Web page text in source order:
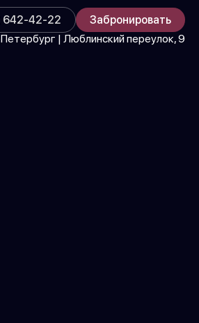
642-42-22
Забронировать
| Люблинский переулок, 9